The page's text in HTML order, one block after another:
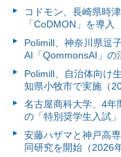
コドモン、長崎県時
「CoDMON」を導入
Polimill、神奈川県逗
AI「QommonsAI」の
Polimill、自治体向け
知県小牧市で実施（
名古屋商科大学、4年
の「特別奨学生入試
安藤ハザマと神戸高
同研究を開始（2026